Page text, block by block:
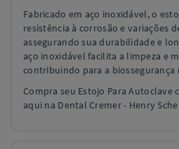
Fabricado em aço inoxidável, o
resistência à corrosão e variações
assegurando sua durabilidade e
aço inoxidável facilita a limpeza e
contribuindo para a biossegurança
Compra seu Estojo Para Autoclave
aqui na Dental Cremer - Henry